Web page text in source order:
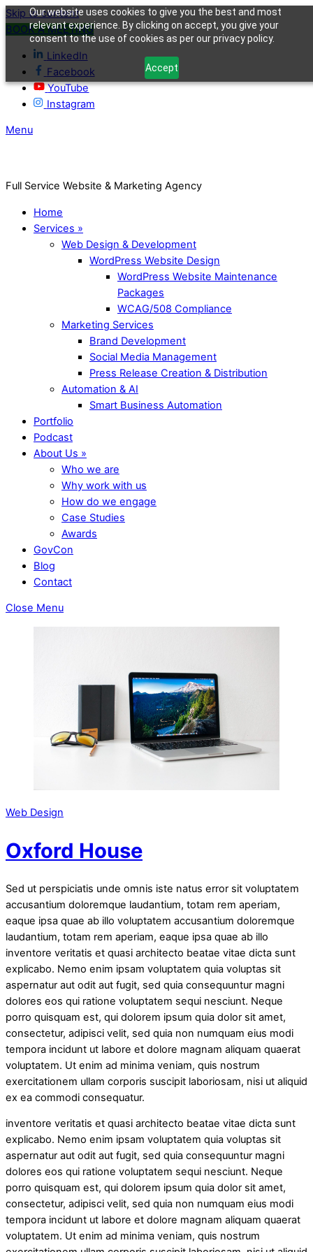
Our website uses cookies to give you the best and most
relevant experience. By clicking on accept, you give your
consent to the use of cookies as per our privacy policy.
Accept
Skip to content
BOOK A MEETING
LinkedIn
Facebook
YouTube
Instagram
Menu
Full Service Website & Marketing Agency
Home
Services »
Web Design & Development
WordPress Website Design
WordPress Website Maintenance
Packages
WCAG/508 Compliance
Marketing Services
Brand Development
Social Media Management
Press Release Creation & Distribution
Automation & AI
Smart Business Automation
Portfolio
Podcast
About Us »
Who we are
Why work with us
How do we engage
Case Studies
Awards
GovCon
Blog
Contact
Close Menu
Web Design
Oxford House
Sed ut perspiciatis unde omnis iste natus error sit voluptatem
accusantium doloremque laudantium, totam rem aperiam,
eaque ipsa quae ab illo voluptatem accusantium doloremque
laudantium, totam rem aperiam, eaque ipsa quae ab illo
inventore veritatis et quasi architecto beatae vitae dicta sunt
explicabo. Nemo enim ipsam voluptatem quia voluptas sit
aspernatur aut odit aut fugit, sed quia consequuntur magni
dolores eos qui ratione voluptatem sequi nesciunt. Neque
porro quisquam est, qui dolorem ipsum quia dolor sit amet,
consectetur, adipisci velit, sed quia non numquam eius modi
tempora incidunt ut labore et dolore magnam aliquam quaerat
voluptatem. Ut enim ad minima veniam, quis nostrum
exercitationem ullam corporis suscipit laboriosam, nisi ut aliquid
ex ea commodi consequatur.
inventore veritatis et quasi architecto beatae vitae dicta sunt
explicabo. Nemo enim ipsam voluptatem quia voluptas sit
aspernatur aut odit aut fugit, sed quia consequuntur magni
dolores eos qui ratione voluptatem sequi nesciunt. Neque
porro quisquam est, qui dolorem ipsum quia dolor sit amet,
consectetur, adipisci velit, sed quia non numquam eius modi
tempora incidunt ut labore et dolore magnam aliquam quaerat
voluptatem. Ut enim ad minima veniam, quis nostrum